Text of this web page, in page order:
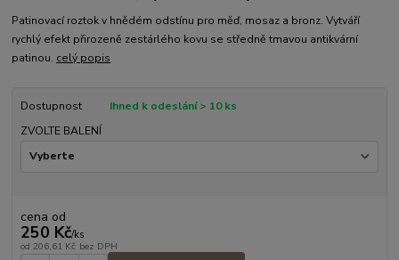
Patinovací roztok v hnědém odstínu pro měď, mosaz a bronz. Vytváří
rychlý efekt přirozeně zestárlého kovu se středně tmavou antikvární
patinou. celý popis
Dostupnost
Ihned k odeslání > 10 ks
ZVOLTE BALENÍ
cena od
250 Kč/ks
od 206,61 Kč bez DPH